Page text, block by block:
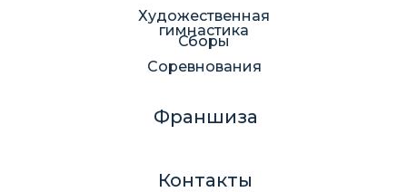
Франшиза
Контакты
Художественная
гимнастика
Сборы
Соревнования